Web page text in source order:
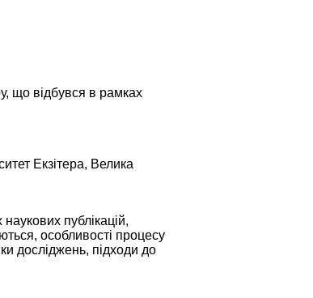
що відбувся в рамках
Екзітера, Велика
публікацій,
особливості процесу
досліджень, підходи до